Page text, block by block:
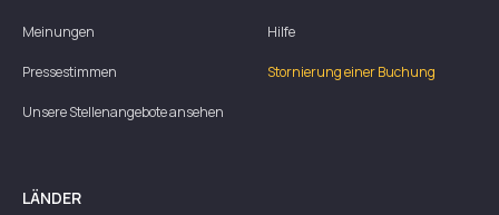
Meinungen
Pressestimmen
Unsere Stellenangebote ansehen
Hilfe
Stornierung einer Buchung
LÄNDER